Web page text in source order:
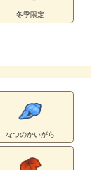
冬季限定
なつのかいがら